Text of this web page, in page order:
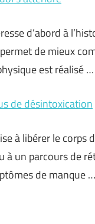
d’abord à
de mieux
est réalisé …
de désintoxication
à libérer le corps
un parcours de
de manque …